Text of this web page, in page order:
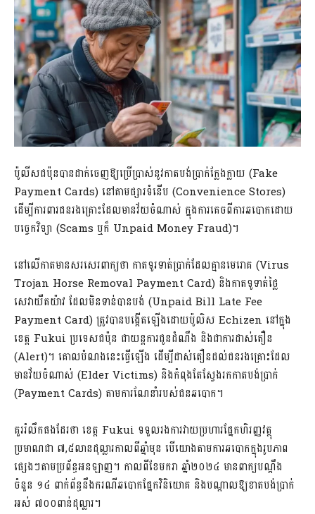
ប៉ូលីសជប៉ុនបានដាក់ចេញឱ្យប្រើប្រាស់នូវកាតបង់ប្រាក់ក្លែងក្លាយ (Fake
Payment Cards) នៅតាមផ្សារទំនើប (Convenience Stores)
ដើម្បីការពារជនរងគ្រោះដែលមានវ័យចំណាស់ ក្នុងការគេចពីការឆបោកដោយ
បច្ចេកវិទ្យា (Scams ឬក៏ Unpaid Money Fraud)។
នៅលើកាតមានសរសេរពាក្យថា កាតទូរទាត់ប្រាក់ដែលគ្មានមេរោគ (Virus
Trojan Horse Removal Payment Card) និងកាតទូទាត់ថ្លៃ
សេវាយឺតយ៉ាវ ដែលមិនទាន់បានបង់ (Unpaid Bill Late Fee
Payment Card) ត្រូវបានបង្កើតឡើងដោយប៉ូលិស Echizen នៅក្នុង
ខេត្ត Fukui ប្រទេសជប៉ុន ជាយន្តការជូនដំណឹង និងជាការដាស់តឿន
(Alert)។ គោលបំណងនេះធ្វើឡើង ដើម្បីដាស់តឿនដល់ជនរងគ្រោះដែល
មានវ័យចំណាស់ (Elder Victims) និងកំពុងតែស្វែងរកកាតបង់ប្រាក់
(Payment Cards) តាមការណែនាំរបស់ជនឆបោក។
គួររំលឹកផងដែរថា ខេត្ត Fukui ទទួលរងការវាយប្រហារផ្នែកហិរញ្ញវត្ថុ
ប្រមាណជា ៧,៥លានដុល្លារកាលពីឆ្នាំមុន បើយោងតាមការឆបោកក្នុងរូបភាព
ផ្សេងៗតាមប្រព័ន្ធអនឡាញ។ កាលពីខែមករា ឆ្នាំ២០២៤ មានពាក្យបណ្តឹង
ចំនួន ១៤ ពាក់ព័ន្ធនឹងករណីឆបោកផ្នែកវិនិយោគ និងបណ្តាលឱ្យខាតបង់ប្រាក់
អស់ ៧០០ពាន់ដុល្លារ។